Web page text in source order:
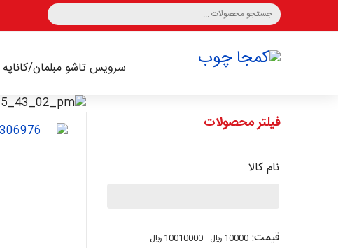
سرویس تاشو مبلمان/کاناپه
فیلتر محصولات
نام کالا
قیمت:10000 ﷼ - 10010000 ﷼